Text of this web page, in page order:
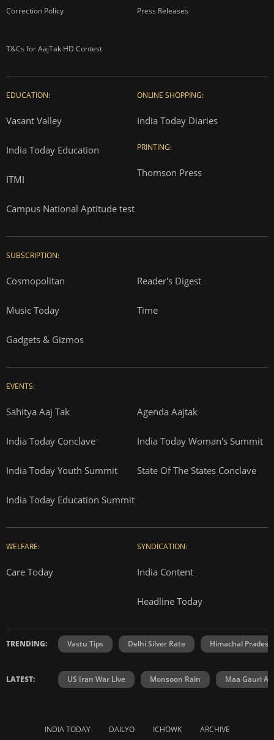
Correction Policy Press Releases
T&Cs for AajTak HD Contest
EDUCATION:
Vasant Valley
India Today Education
ITMI
Campus National Aptitude test
ONLINE SHOPPING:
India Today Diaries
PRINTING:
Thomson Press
SUBSCRIPTION:
Cosmopolitan Reader's Digest
Music Today Time
Gadgets & Gizmos
EVENTS:
Sahitya Aaj Tak Agenda Aajtak
India Today Conclave India Today Woman's Summit
India Today Youth Summit State Of The States Conclave
India Today Education Summit
WELFARE:
Care Today
SYNDICATION:
India Content
Headline Today
TRENDING: Vastu Tips Delhi Silver Rate Himachal
LATEST: US Iran War Live Monsoon Rain Maa Gauri
INDIA TODAY DAILYO ICHOWK ARCHIVE